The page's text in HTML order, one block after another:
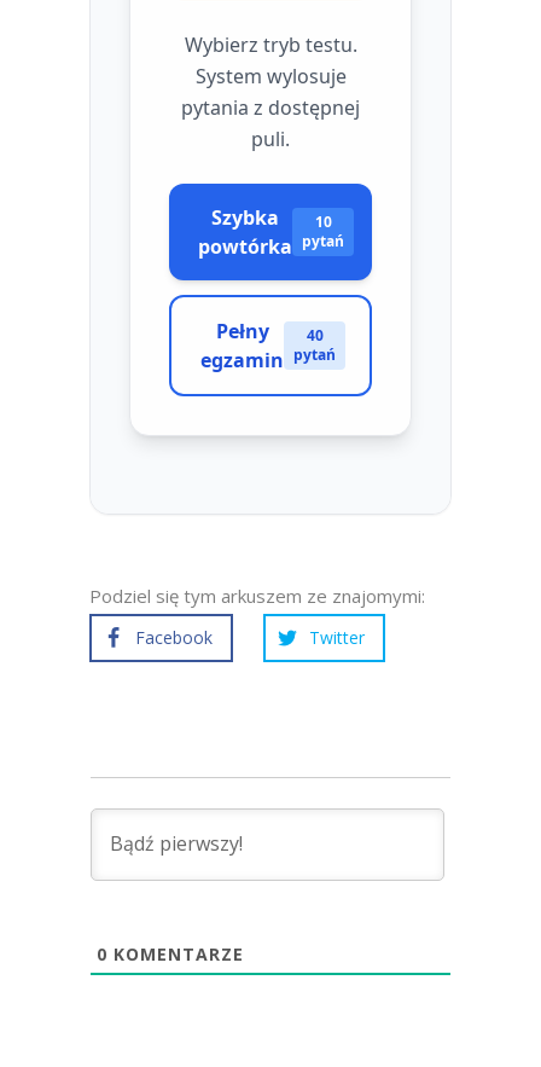
Podziel się tym arkuszem ze znajomymi:
Facebook Twitter
0 KOMENTARZE